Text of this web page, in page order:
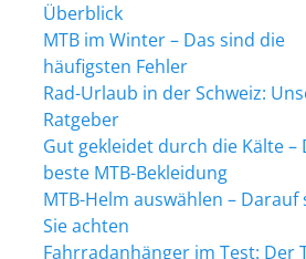
Überblick
MTB im Winter – Das sind die
häufigsten Fehler
Rad-Urlaub in der Schweiz:
Ratgeber
Gut gekleidet durch die Kälte –
beste MTB-Bekleidung
MTB-Helm auswählen – Darauf
Sie achten
Fahrradanhänger im Test: Der